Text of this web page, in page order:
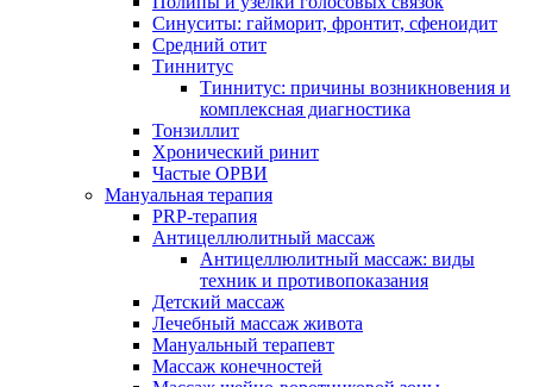
Синуситы: гайморит, фронтит, сфеноидит
Средний отит
Тиннитус
Тиннитус: причины возникновения и
комплексная диагностика
Тонзиллит
Хронический ринит
Частые ОРВИ
Мануальная терапия
PRP-терапия
Антицеллюлитный массаж
Антицеллюлитный массаж: виды
техник и противопоказания
Детский массаж
Лечебный массаж живота
Мануальный терапевт
Массаж конечностей